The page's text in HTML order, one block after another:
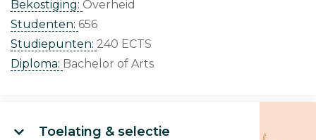
Bekostiging: Overheid
Studenten: 656
Studiepunten: 240 ECTS
Diploma: Bachelor of Arts
Toelating & selectie